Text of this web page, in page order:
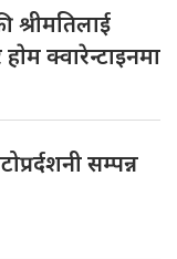
श्रीमतिलाई
क्वारेन्टाइनमा
सम्पन्न